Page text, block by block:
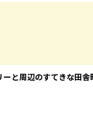
と周辺のすてきな田